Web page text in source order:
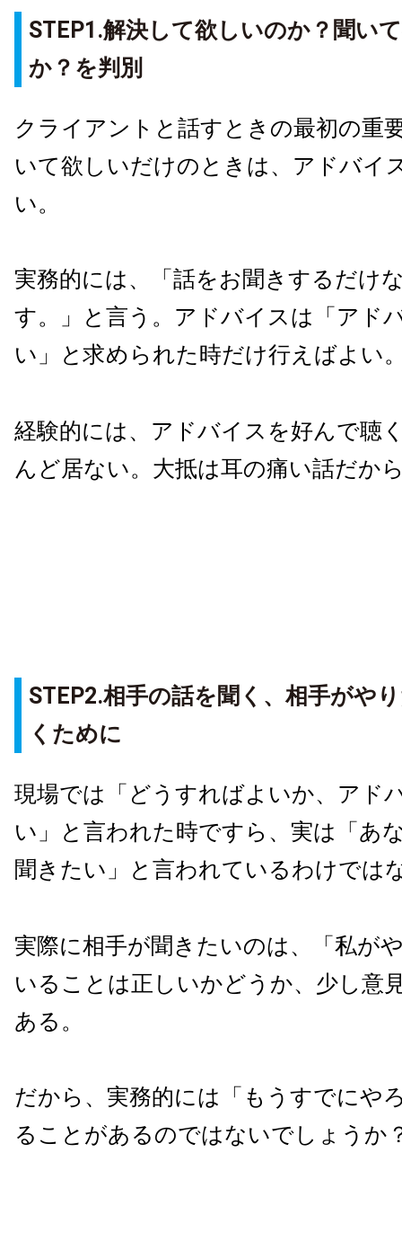
STEP1.解決して欲しいのか？聞い
か？を判別
クライアントと話すときの最初の重
いて欲しいだけのときは、アドバイ
い。
実務的には、「話をお聞きするだけ
す。」と言う。アドバイスは「アド
い」と求められた時だけ行えばよい
経験的には、アドバイスを好んで聴
んど居ない。大抵は耳の痛い話だか
STEP2.相手の話を聞く、相手がや
くために
現場では「どうすればよいか、アド
い」と言われた時ですら、実は「あ
聞きたい」と言われているわけでは
実際に相手が聞きたいのは、「私が
いることは正しいかどうか、少し意
ある。
だから、実務的には「もうすでにや
ることがあるのではないでしょうか